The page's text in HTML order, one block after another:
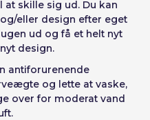
skille sig ud. Du kan
eller design efter eget
ud og få et helt nyt
design.
antiforurenende
og lette at vaske,
over for moderat vand